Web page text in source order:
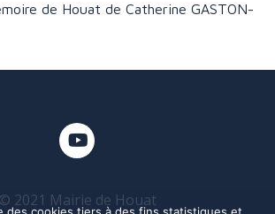
de Houat de Catherine GASTON-
© 2021 Mairie de Houat